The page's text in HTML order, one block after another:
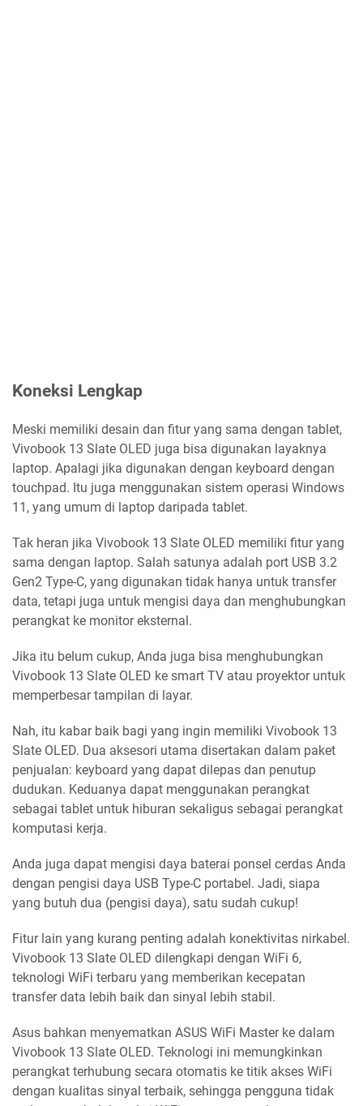
Koneksi Lengkap
Meski memiliki desain dan fitur yang sama dengan tablet,
Vivobook 13 Slate OLED juga bisa digunakan layaknya
laptop. Apalagi jika digunakan dengan keyboard dengan
touchpad. Itu juga menggunakan sistem operasi Windows
11, yang umum di laptop daripada tablet.
Tak heran jika Vivobook 13 Slate OLED memiliki fitur yang
sama dengan laptop. Salah satunya adalah port USB 3.2
Gen2 Type-C, yang digunakan tidak hanya untuk transfer
data, tetapi juga untuk mengisi daya dan menghubungkan
perangkat ke monitor eksternal.
Jika itu belum cukup, Anda juga bisa menghubungkan
Vivobook 13 Slate OLED ke smart TV atau proyektor untuk
memperbesar tampilan di layar.
Nah, itu kabar baik bagi yang ingin memiliki Vivobook 13
Slate OLED. Dua aksesori utama disertakan dalam paket
penjualan: keyboard yang dapat dilepas dan penutup
dudukan. Keduanya dapat menggunakan perangkat
sebagai tablet untuk hiburan sekaligus sebagai perangkat
komputasi kerja.
Anda juga dapat mengisi daya baterai ponsel cerdas Anda
dengan pengisi daya USB Type-C portabel. Jadi, siapa
yang butuh dua (pengisi daya), satu sudah cukup!
Fitur lain yang kurang penting adalah konektivitas nirkabel.
Vivobook 13 Slate OLED dilengkapi dengan WiFi 6,
teknologi WiFi terbaru yang memberikan kecepatan
transfer data lebih baik dan sinyal lebih stabil.
Asus bahkan menyematkan ASUS WiFi Master ke dalam
Vivobook 13 Slate OLED. Teknologi ini memungkinkan
perangkat terhubung secara otomatis ke titik akses WiFi
dengan kualitas sinyal terbaik, sehingga pengguna tidak